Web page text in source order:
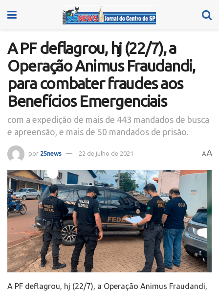
A PF deflagrou, hj (22/7), a
Operação Animus Fraudandi,
para combater fraudes aos
Benefícios Emergenciais
com a expedição de mais de 443 mandados de busca
e apreensão, e mais de 50 mandados de prisão.
por 25news 22 de julho de 2021 AA
A PF deflagrou, hj (22/7), a Operação Animus Fraudandi,